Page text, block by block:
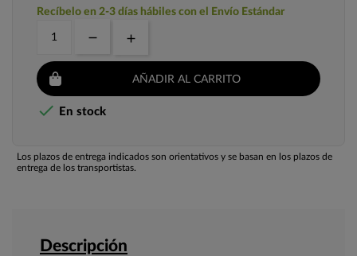
Recíbelo en 2-3 días hábiles con el Envío Estándar
AÑADIR AL CARRITO
 En stock
Los plazos de entrega indicados son orientativos y se basan en los plazos de
entrega de los transportistas.
Descripción